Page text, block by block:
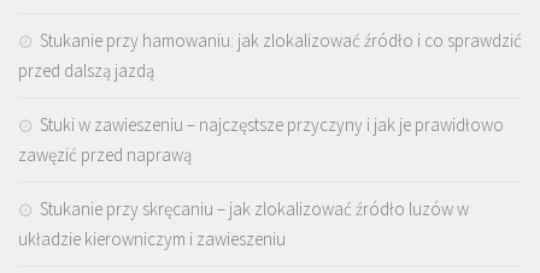
Stukanie przy hamowaniu: jak zlokalizować źródło i co sprawdzić
przed dalszą jazdą
Stuki w zawieszeniu – najczęstsze przyczyny i jak je prawidłowo
zawęzić przed naprawą
Stukanie przy skręcaniu – jak zlokalizować źródło luzów w
układzie kierowniczym i zawieszeniu